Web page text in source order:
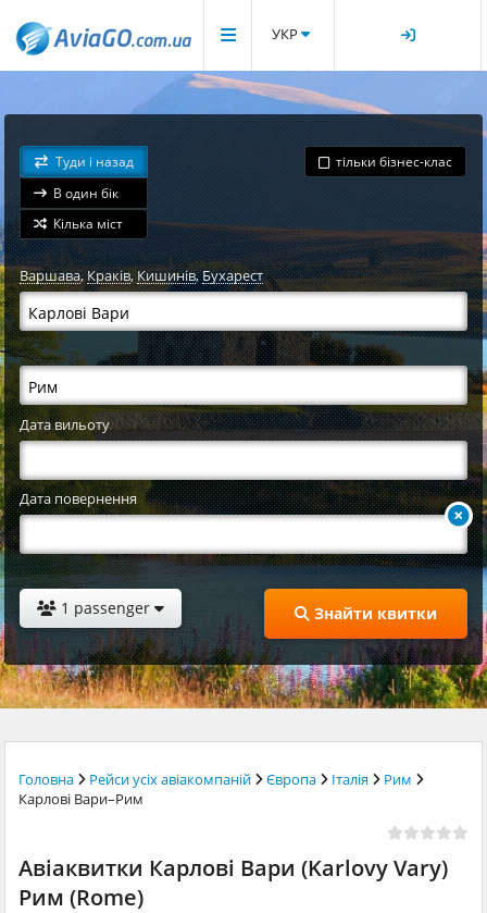
УКР
Туди і назад
В один бік
Кілька міст
тільки бізнес-клас
Варшава,Краків,Кишинів,Бухарест
Дата вильоту
Дата повернення
1 passenger Знайти квитки
Головна Рейси усіх авіакомпаній Європа Італія
Рим
Карлові Вари–Рим
Авіаквитки Карлові Вари (Karlovy Vary)
Рим (Rome)